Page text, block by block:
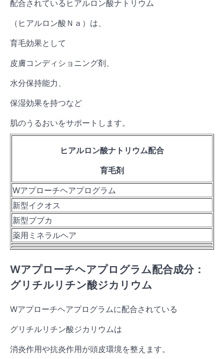
配合されているヒアルロン酸ナトリウム
（ヒアルロン酸Ｎａ）は、
育毛効果として
皮膚コンディショニング剤、
水分保持能力、
保湿効果を持つなど
肌のうるおいをサポートします。
ヒアルロン酸ナトリウム配合
育毛剤
Wアプローチヘアプログラム
新型イクオス
新型ブブカ
薬用ミネラルヘア
Wアプローチヘアプログラム配合成分：
グリチルリチン酸ジカリウム
Wアプローチヘアプログラムに配合されている
グリチルリチン酸ジカリウムは
消炎作用や抗炎作用が頭皮環境を整えます。